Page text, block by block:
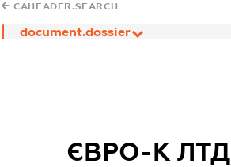
CAHEADER.SEARCH
document.dossier
ЄВРО-К ЛТД